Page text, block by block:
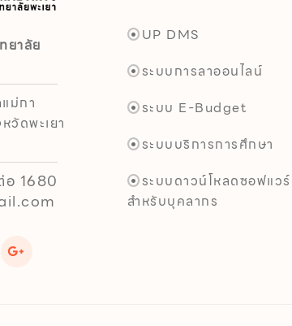
ยาลัย
ม่กา
วัดพะเยา
1680
UP DMS
ระบบการลาออนไลน์
ระบบ E-Budget
ระบบบริการการศึกษา
ระบบดาวน์โหลดซอฟแวร์
สำหรับบุคลากร